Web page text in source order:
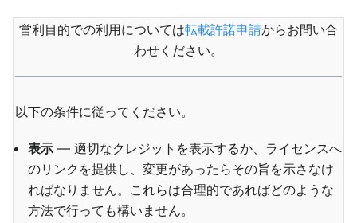
営利目的での利用については転載許諾申請からお問い合
わせください。
以下の条件に従ってください。
表示 — 適切なクレジットを表示するか、ライセンスへ
のリンクを提供し、変更があったらその旨を示さなけ
ればなりません。これらは合理的であればどのような
方法で行っても構いません。